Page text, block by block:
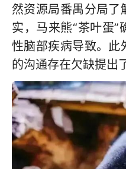
然资源局番禺分局了
实，马来熊“茶叶蛋
性脑部疾病导致。此
的沟通存在欠缺提出